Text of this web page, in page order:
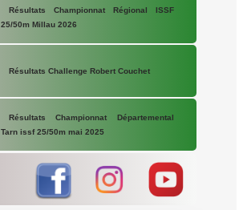
Résultats Championnat Régional ISSF
25/50m Millau 2026
Résultats Challenge Robert Couchet
Résultats Championnat Départemental
Tarn issf 25/50m mai 2025